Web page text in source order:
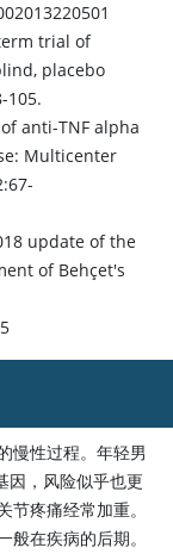
trial of
placebo
105.
anti-TNF alpha
Multicenter
update of the
of Behçet's
慢性过程。年轻男
因，风险似乎也更
疼痛经常加重。
在疾病的后期。